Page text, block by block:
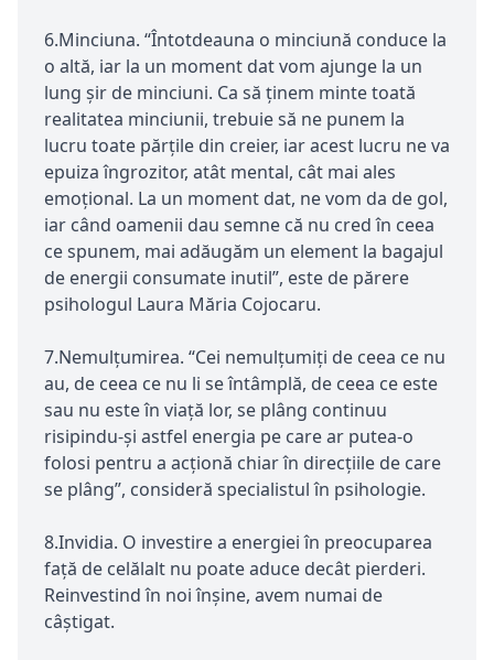
6.Minciuna. “Întotdeauna o minciună conduce la
o altă, iar la un moment dat vom ajunge la un
lung șir de minciuni. Ca să ținem minte toată
realitatea minciunii, trebuie să ne punem la
lucru toate părțile din creier, iar acest lucru ne va
epuiza îngrozitor, atât mental, cât mai ales
emoțional. La un moment dat, ne vom da de gol,
iar când oamenii dau semne că nu cred în ceea
ce spunem, mai adăugăm un element la bagajul
de energii consumate inutil”, este de părere
psihologul Laura Măria Cojocaru.
7.Nemulțumirea. “Cei nemulțumiți de ceea ce nu
au, de ceea ce nu li se întâmplă, de ceea ce este
sau nu este în viață lor, se plâng continuu
risipindu-și astfel energia pe care ar putea-o
folosi pentru a acționă chiar în direcțiile de care
se plâng”, consideră specialistul în psihologie.
8.Invidia. O investire a energiei în preocuparea
față de celălalt nu poate aduce decât pierderi.
Reinvestind în noi înșine, avem numai de
câștigat.